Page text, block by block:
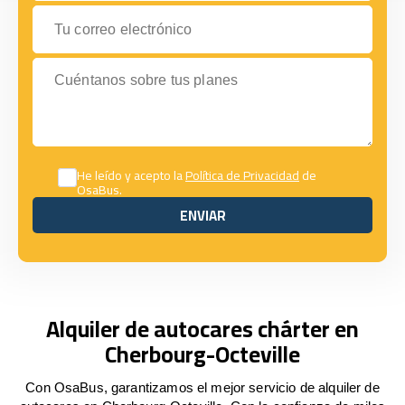
Tu correo electrónico
Cuéntanos sobre tus planes
He leído y acepto laPolítica de Privacidadde
OsaBus.
ENVIAR
ENVIAR
Alquiler de autocares chárter en
Cherbourg-Octeville
Con OsaBus, garantizamos el mejor servicio de alquiler de